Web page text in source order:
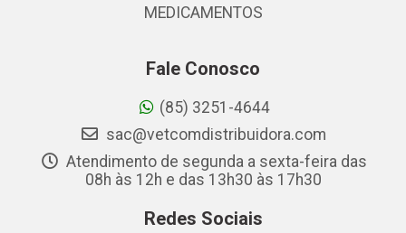
MEDICAMENTOS
Fale Conosco
(85) 3251-4644
sac@vetcomdistribuidora.com
Atendimento de segunda a sexta-feira das
08h às 12h e das 13h30 às 17h30
Redes Sociais